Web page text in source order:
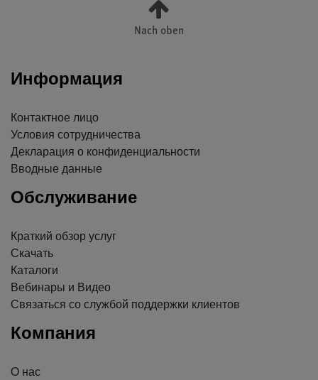
Nach oben
Информация
Контактное лицо
Условия сотрудничества
Декларация о конфиденциальности
Вводные данные
Обслуживание
Краткий обзор услуг
Скачать
Каталоги
Вебинары и Видео
Связаться со службой поддержки клиентов
Компания
О нас